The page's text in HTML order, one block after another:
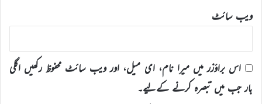
ویب‌ سائٹ
اس براؤزر میں میرا نام، ای میل، اور ویب سائٹ محفوظ رکھیں اگلی
بار جب میں تبصرہ کرنے کےلیے۔